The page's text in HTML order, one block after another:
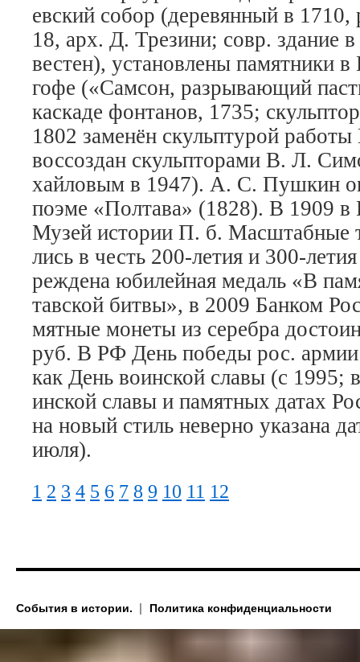
ев­ский со­бор (де­ре­вян­ный в
18, арх. Д. Тре­зи­ни; совр. зда­ние
вес­тен), ус­та­нов­ле­ны па­мят­ни­ки
го­фе («Сам­сон, раз­ры­ваю­щий
кас­ка­де фон­та­нов, 1735;
1802 за­ме­нён скульп­ту­рой
вос­соз­дан скульп­то­ра­ми В. Л.
хай­ло­вым в 1947). А. С. Пуш­кин
по­эме «Пол­та­ва» (1828). В 1909 в
Му­зей ис­то­рии П. б. Мас­штаб­ные
лись в честь 200-ле­тия и 300-
ре­ж­де­на юби­лей­ная ме­даль «В
тав­ской бит­вы», в 2009 Бан­ком
мят­ные мо­не­ты из се­реб­ра
руб. В РФ День по­бе­ды рос. ар­мии
как День во­ин­ской сла­вы (с 1995;
ин­ской сла­вы и памят­ных да­тах
на но­вый стиль не­вер­но ука­за­на
ию­ля).
1 2 3 4 5 6 7 8 9 10 11 12
События в истории. Политика конфиденциальности